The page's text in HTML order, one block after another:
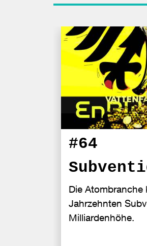
#64
Die Atombranche
Jahrzehnten
Milliardenhöhe.